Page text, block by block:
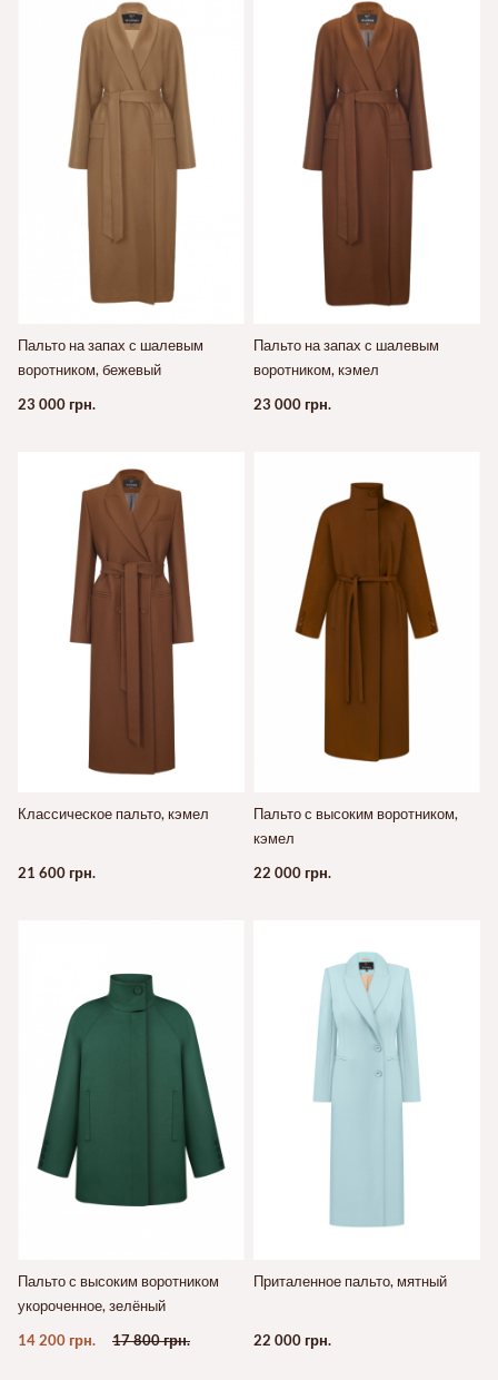
Пальто на запах с шалевым
воротником, бежевый
23 000 грн.
Пальто на запах с шалевым
воротником, кэмел
23 000 грн.
Классическое пальто, кэмел
21 600 грн.
Пальто с высоким воротником,
кэмел
22 000 грн.
Пальто с высоким воротником
укороченное, зелёный
14 200 грн.
17 800 грн.
Приталенное пальто, мятный
22 000 грн.